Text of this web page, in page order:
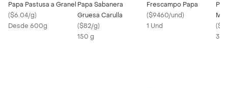
Papa Pastusa a Granel
($6.04/g)
Desde 600g
Papa Sabanera
Gruesa Carulla
($82/g)
150 g
Frescampo Papa
($9460/und)
1 Und
(
3